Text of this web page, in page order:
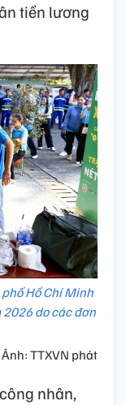
tiền lương
Hồ Chí Minh
do các đơn
Ảnh: TTXVN phát
nhân,